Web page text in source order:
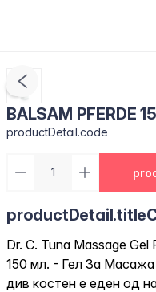
BALSAM PFERDE
productDetail.code
Dr. C. Tuna Massage
150 мл. - Гел За
див костен е еден од